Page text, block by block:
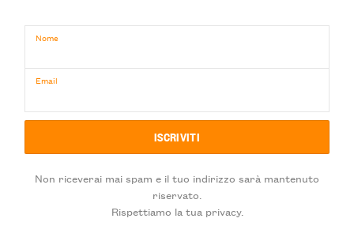
Nome
Email
Non riceverai mai spam e il tuo indirizzo sarà mantenuto
riservato.
Rispettiamo la tua privacy.